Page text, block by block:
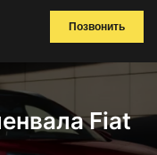
Позвонить
Fiat